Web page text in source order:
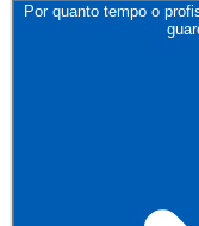
Por quanto tempo o